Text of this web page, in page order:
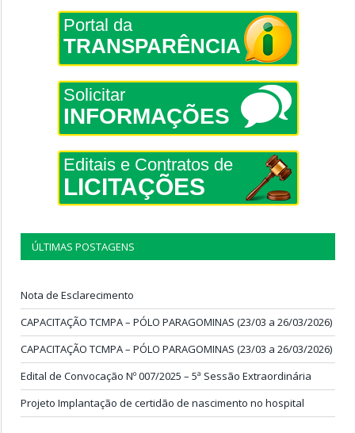
Portal da
TRANSPARÊNCIA
Solicitar
INFORMAÇÕES
Editais e Contratos de
LICITAÇÕES
ÚLTIMAS POSTAGENS
Nota de Esclarecimento
CAPACITAÇÃO TCMPA – PÓLO PARAGOMINAS (23/03 a 26/03/2026)
CAPACITAÇÃO TCMPA – PÓLO PARAGOMINAS (23/03 a 26/03/2026)
Edital de Convocação Nº 007/2025 – 5ª Sessão Extraordinária
Projeto Implantação de certidão de nascimento no hospital